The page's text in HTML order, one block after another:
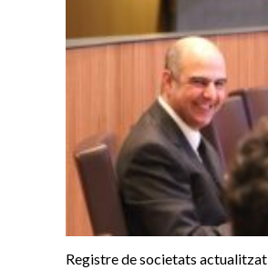
Registre de societats actualitzat